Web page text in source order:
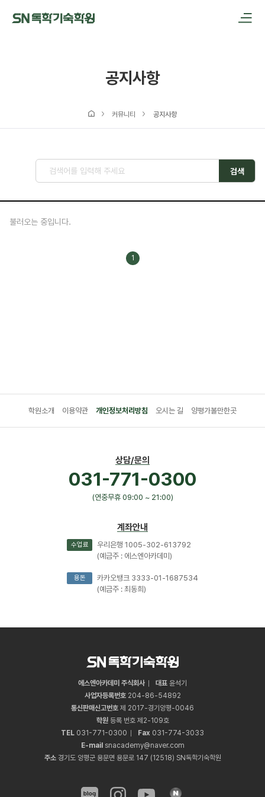
공지사항
커뮤니티 공지사항
검색
불러오는 중입니다.
1
학원소개 이용약관 개인정보처리방침 오시는 길 양평가볼만한곳
상담/문의
031-771-0300
(연중무휴 09:00 ~ 21:00)
계좌안내
수업료
우리은행 1005-302-613792
(예금주 : 에스엔아카데미)
용돈
카카오뱅크 3333-01-1687534
(예금주 : 최동희)
에스엔아카데미 주식회사 대표 윤석기
사업자등록번호 204-86-54892
통신판매신고번호 제 2017-경기양평-0046
학원등록 번호 제2-109호
TEL 031 -771 -0300 Fax 031 -774-3033
E-mail snacademy@naver.com
주소경기도 양평군 용문면 용문로 147 (12518) SN독학기숙학원